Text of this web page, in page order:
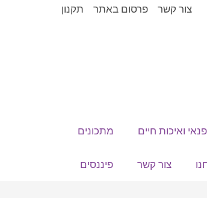
צור קשר פרסום באתר תקנון
פנאי ואיכות חיים מתכונים
צור קשר פיננסים